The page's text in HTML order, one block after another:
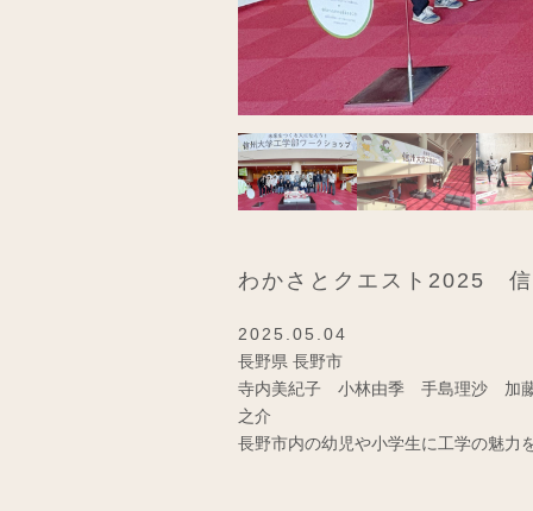
わかさとクエスト2025 信
2025.05.04
長野県 長野市
寺内美紀子 小林由季 手島理沙 加
之介
長野市内の幼児や小学生に工学の魅力